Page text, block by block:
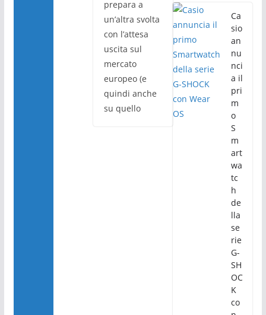
prepara a
un’altra svolta
con l’attesa
uscita sul
mercato
europeo (e
quindi anche
su quello
Ca
sio
an
nu
nci
a il
pri
m
o
S
m
art
wa
tc
h
de
lla
se
rie
G-
SH
OC
K
co